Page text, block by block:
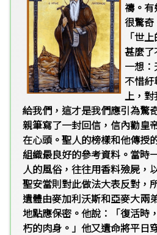
禱。有
很驚奇
「世
甚麼了
一想：
不惜紆
上，對
給我們，這才是我們應引為驚
親筆寫了一封回信，信內勸皇
在心頭。聖人的榜樣和他傳授
組織最良好的參考資料。當時
人的風俗，往往用香料殮屍，
聖安當則對此做法大表反對，
遺體由麥加利沃斯和亞麥大兩
地點應保密。他說：「復活時
朽的肉身。」他又遺命將平日